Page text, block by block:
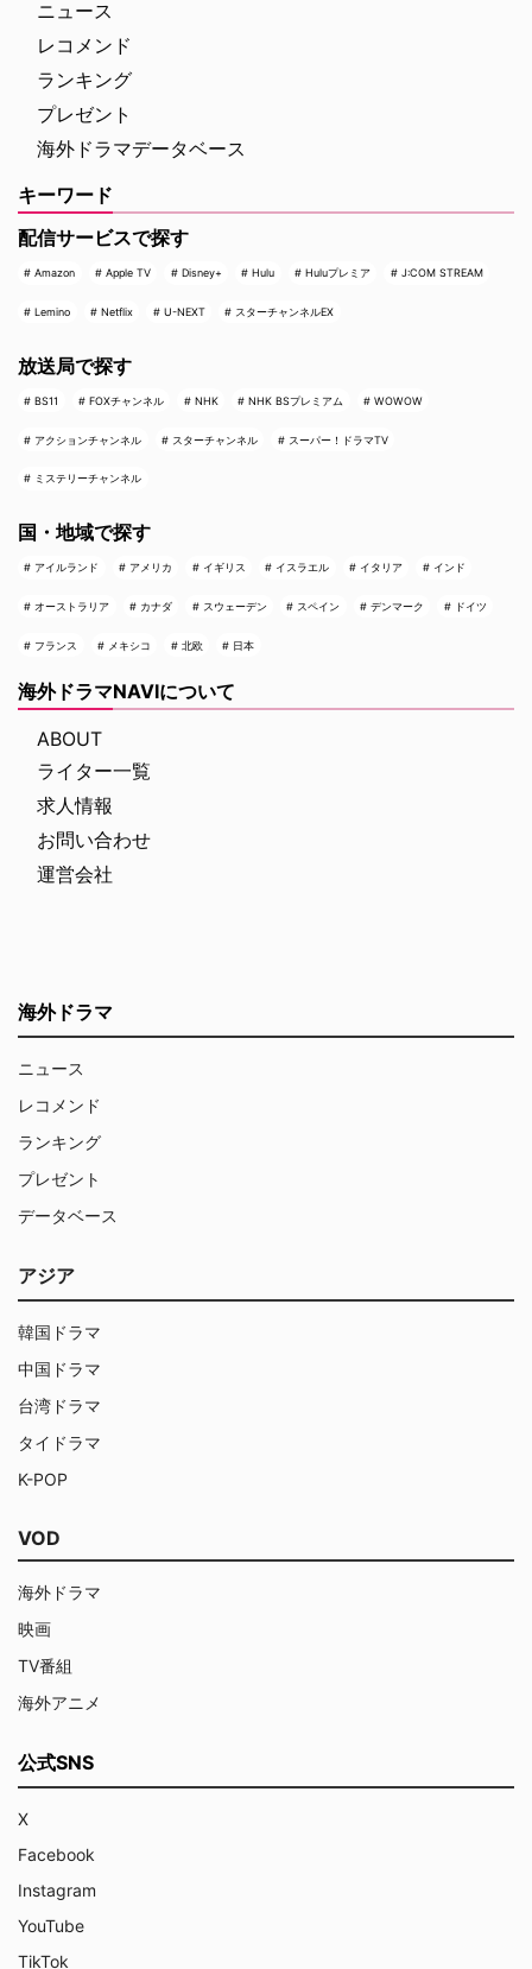
ニュース
レコメンド
ランキング
プレゼント
海外ドラマデータベース
キーワード
配信サービスで探す
Amazon Apple TV Disney+ Hulu Huluプレミア J:COM STREAM
Lemino Netflix U-NEXT スターチャンネルEX
放送局で探す
BS11 FOXチャンネル NHK NHK BSプレミアム WOWOW
アクションチャンネル スターチャンネル スーパー！ドラマTV
ミステリーチャンネル
国・地域で探す
アイルランド アメリカ イギリス イスラエル イタリア インド
オーストラリア カナダ スウェーデン スペイン デンマーク ドイツ
フランス メキシコ 北欧 日本
海外ドラマNAVIについて
ABOUT
ライター一覧
求人情報
お問い合わせ
運営会社
海外ドラマ
ニュース
レコメンド
ランキング
プレゼント
データベース
アジア
韓国ドラマ
中国ドラマ
台湾ドラマ
タイドラマ
K-POP
VOD
海外ドラマ
映画
TV番組
海外アニメ
公式SNS
X
Facebook
Instagram
YouTube
TikTok